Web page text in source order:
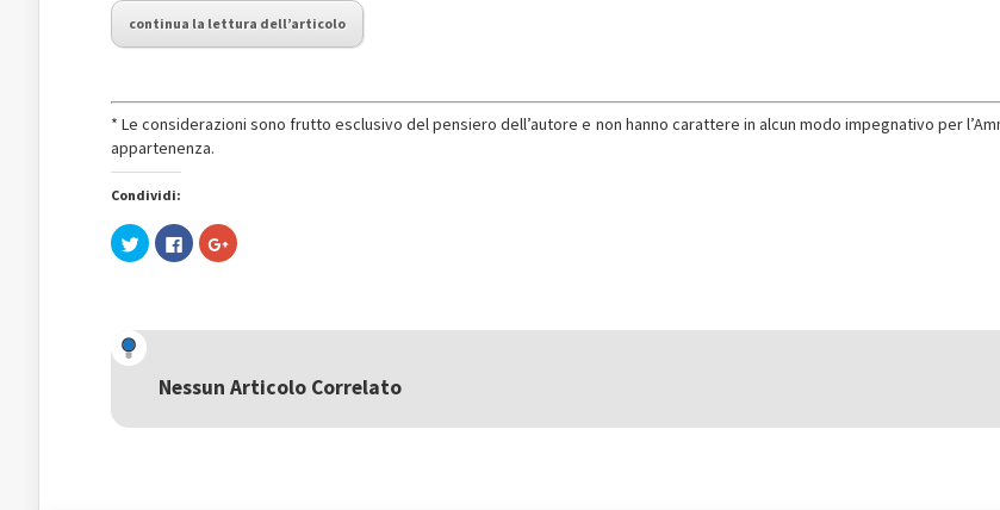
continua la lettura dell’articolo
* Le considerazioni sono frutto esclusivo del pensiero dell’autore e non hanno carattere in alcun modo impegnativo per
appartenenza.
Condividi:
Fai
clic
(Si
apre
una
nuova
Fai
clic
nuova
finestra)
Fai
clic
una
nuova
Nessun Articolo Correlato